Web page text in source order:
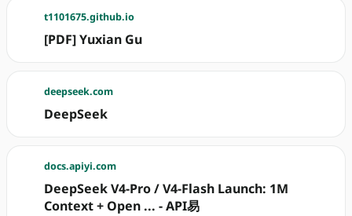
t1101675.github.io
[PDF] Yuxian Gu
deepseek.com
DeepSeek
docs.apiyi.com
DeepSeek V4-Pro / V4-Flash Launch: 1M
Context + Open ... - API易